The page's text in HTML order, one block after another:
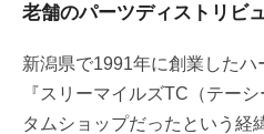
老舗のパーツディストリビ
新潟県で1991年に創業した
『スリーマイルズTC（テー
タムショップだったという経